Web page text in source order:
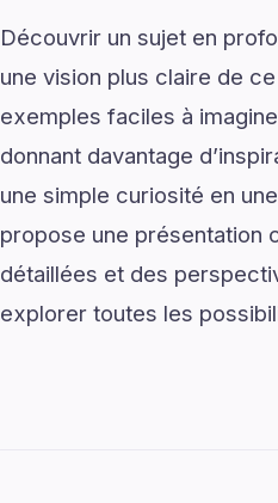
Découvrir un sujet en
une vision plus claire de
exemples faciles à
donnant davantage
une simple curiosité en
propose une présentation
détaillées et des
explorer toutes les